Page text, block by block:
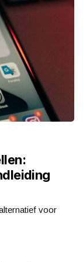
voor